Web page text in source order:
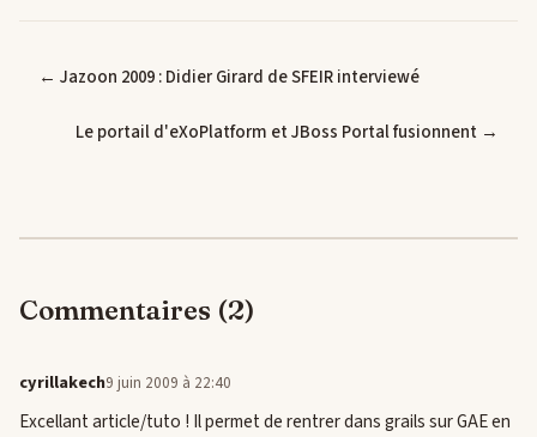
← Jazoon 2009 : Didier Girard de SFEIR interviewé
Le portail d'eXoPlatform et JBoss Portal fusionnent →
Commentaires (2)
cyrillakech9 juin 2009 à 22:40
Excellant article/tuto ! Il permet de rentrer dans grails sur GAE en